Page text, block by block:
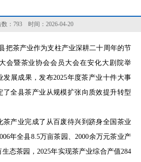
： 793 时间：2026-04-20
茶产业作为支柱产业深耕二十周年的节
会暨茶业协会会员大会在安化大剧院举
发展成果，发布2025年度茶产业十件大事
了全县茶产业从规模扩张向质效提升转型
产业完成了从百废待兴到跻身全国茶业
年全县8.5万亩茶园、2000余万元茶业产
态茶园，2025年实现茶产业综合产值284